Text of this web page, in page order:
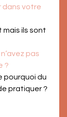
dans votre
mais ils sont
pas
?
pourquoi du
pratiquer ?